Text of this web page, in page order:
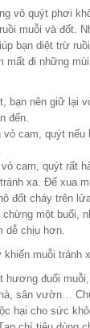
vỏ quýt phơi
muỗi và đốt.
bạn diệt trừ
mất đi những
bạn nên giữ lại
đến.
vỏ cam, quýt nếu
cam, quýt rất
xa. Để xua
đốt cháy trên
một buổi,
dễ chịu hơn.
muỗi tránh
hương đuổi
sân vườn…
hại cho sức